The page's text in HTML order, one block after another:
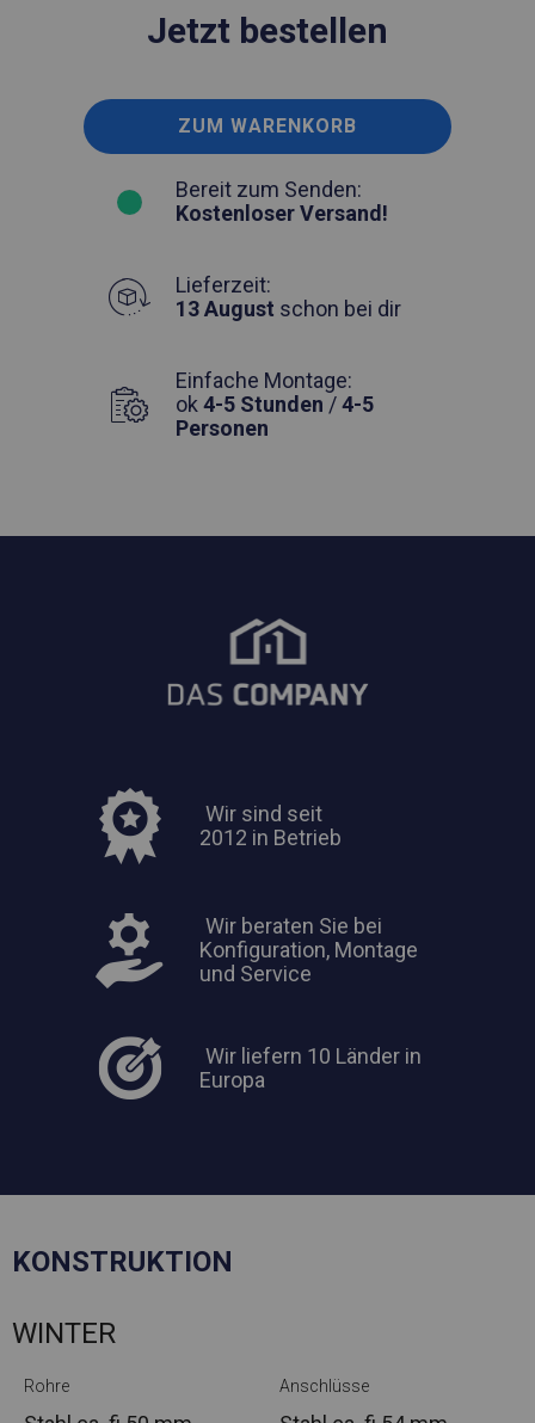
Jetzt bestellen
ZUM WARENKORB
Bereit zum Senden:
Kostenloser Versand!
Lieferzeit:
13 August schon bei dir
Einfache Montage:
ok 4-5 Stunden /4-5
Personen
Wir sind seit
2012 in Betrieb
Wir beraten Sie bei
Konfiguration, Montage
und Service
Wir liefern 10 Länder in
Europa
KONSTRUKTION
WINTER
Rohre Anschlüsse